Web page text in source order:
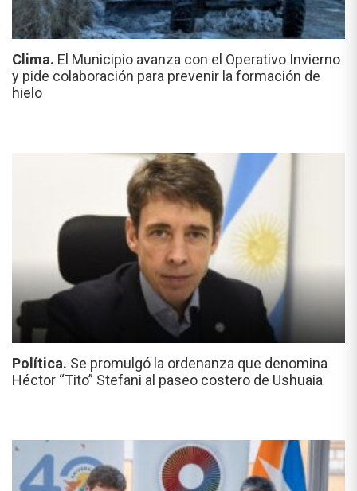
Clima. El Municipio avanza con el Operativo Invierno
y pide colaboración para prevenir la formación de
hielo
Política. Se promulgó la ordenanza que denomina
Héctor “Tito” Stefani al paseo costero de Ushuaia